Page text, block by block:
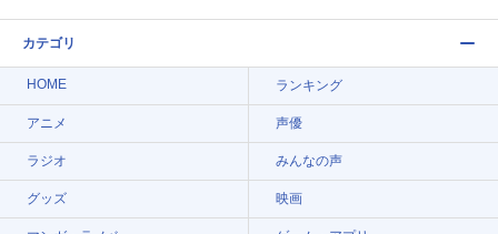
カテゴリ
HOME ランキング
アニメ 声優
ラジオ みんなの声
グッズ 映画